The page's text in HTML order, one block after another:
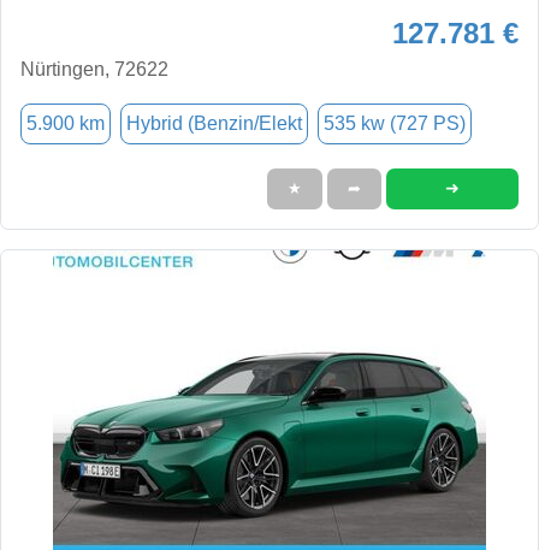
127.781 €
Nürtingen, 72622
5.900 km Hybrid (Benzin/Elekt 535 kw (727 PS)
★ ➦ ➜